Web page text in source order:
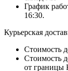
График
16:30.
Курьерская
Стоимость
Стоимость
от границы